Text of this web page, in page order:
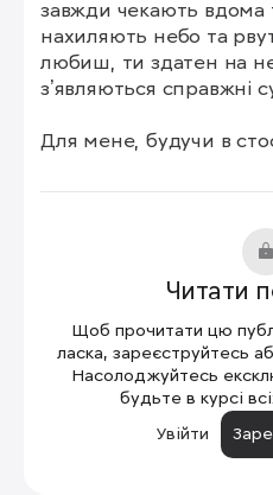
завжди чекають вдома
нахиляють небо та
любиш, ти здатен на
зʼявляються справжні
Для мене, будучи в
усе пройдемо разом,
Читати
Щоб прочитати цю
ласка, зареєструйтесь
Насолоджуйтесь
будьте в курсі
Увійти